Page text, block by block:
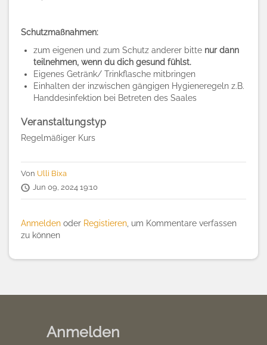
Schutzmaßnahmen:
zum eigenen und zum Schutz anderer bitte nur dann
teilnehmen, wenn du dich gesund fühlst.
Eigenes Getränk/ Trinkflasche mitbringen
Einhalten der inzwischen gängigen Hygieneregeln z.B.
Handdesinfektion bei Betreten des Saales
Veranstaltungstyp
Regelmäßiger Kurs
Von Ulli Bixa
Jun 09, 2024 19:10
Anmelden oder Registieren , um Kommentare verfassen
zu können
Anmelden